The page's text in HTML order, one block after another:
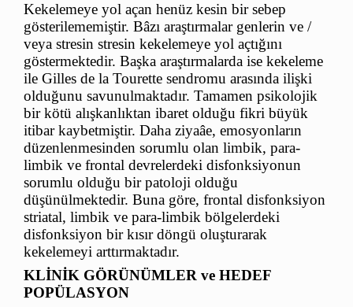
Kekelemeye yol açan henüz kesin bir sebep
gösterilememiştir. Bâzı araştırmalar genlerin ve /
veya stresin stresin kekelemeye yol açtığını
göstermektedir. Başka araştırmalarda ise kekeleme
ile Gilles de la Tourette sendromu arasında ilişki
olduğunu savunulmaktadır. Tamamen psikolojik
bir kötü alışkanlıktan ibaret olduğu fikri büyük
itibar kaybetmiştir. Daha ziyaâe, emosyonların
düzenlenmesinden sorumlu olan limbik, para-
limbik ve frontal devrelerdeki disfonksiyonun
sorumlu olduğu bir patoloji olduğu
düşünülmektedir. Buna göre, frontal disfonksiyon
striatal, limbik ve para-limbik bölgelerdeki
disfonksiyon bir kısır döngü oluşturarak
kekelemeyi arttırmaktadır.
KLİNİK GÖRÜNÜMLER ve HEDEF
POPÜLASYON